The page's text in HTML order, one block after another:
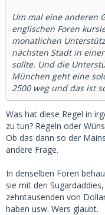
Um mal eine anderen
englischen Foren
monatlichen
nächsten Stadt in
sollte. Und die
München geht eine
2500 weg und das ist
Was hat diese Regel in
zu tun? Regeln oder
Ob das dann so der
andere Frage.
In denselben Foren
sie mit den
zehntausenden von
haben usw. Wers glaubt.